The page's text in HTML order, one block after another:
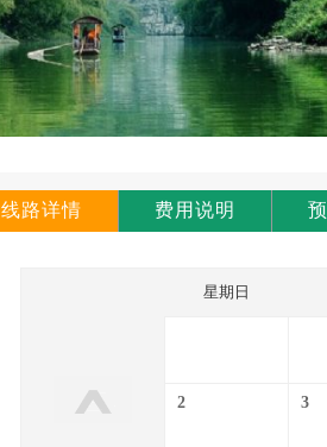
线路详情 费用说明
星期日
2 3